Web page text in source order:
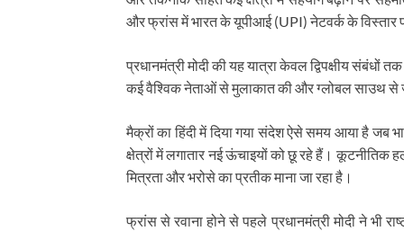
और फ्रांस में भारत के यूपीआई (UPI) नेटवर्क के विस्तार
प्रधानमंत्री मोदी की यह यात्रा केवल द्विपक्षीय
कई वैश्विक नेताओं से मुलाकात की और ग्लोबल साउथ से
मैक्रों का हिंदी में दिया गया संदेश ऐसे समय आया है जब
क्षेत्रों में लगातार नई ऊंचाइयों को छू रहे हैं। कूटनीतिक
मित्रता और भरोसे का प्रतीक माना जा रहा है।
फ्रांस से रवाना होने से पहले प्रधानमंत्री मोदी ने भी